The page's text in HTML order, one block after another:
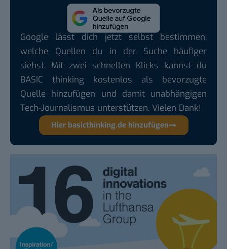
Google lässt dich jetzt selbst bestimmen,
welche Quellen du in der Suche häufiger
siehst. Mit zwei schnellen Klicks kannst du
BASIC thinking kostenlos als bevorzugte
Quelle hinzufügen und damit unabhängigen
Tech-Journalismus unterstützen. Vielen Dank!
Hier basicthinking.de hinzufügen